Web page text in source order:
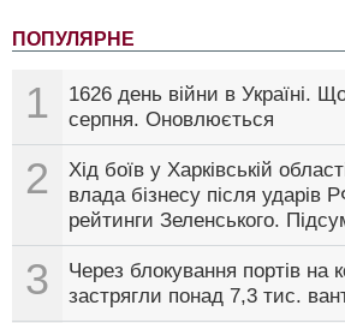
ПОПУЛЯРНЕ
1
1626 день війни в Україні.
серпня. Оновлюється
2
Хід боїв у Харківській
влада бізнесу після
рейтинги Зеленського.
3
Через блокування портів на
застрягли понад 7,3 тис.